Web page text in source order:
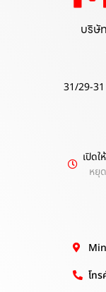
บริษั
31/29-31
เปิด
หยุ
โท